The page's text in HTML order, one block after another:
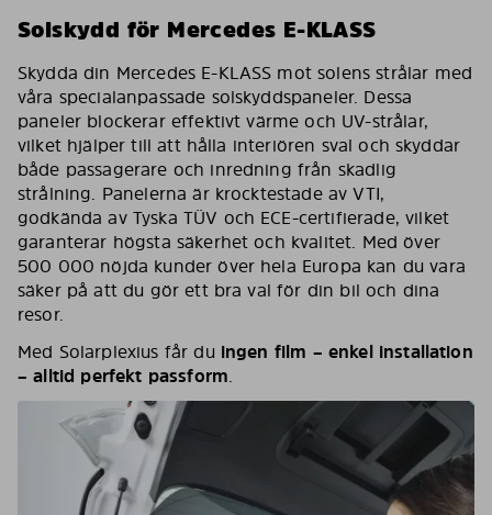
Solskydd för Mercedes E-KLASS
Skydda din Mercedes E-KLASS mot solens strålar med
våra specialanpassade solskyddspaneler. Dessa
paneler blockerar effektivt värme och UV-strålar,
vilket hjälper till att hålla interiören sval och skyddar
både passagerare och inredning från skadlig
strålning. Panelerna är krocktestade av VTI,
godkända av Tyska TÜV och ECE-certifierade, vilket
garanterar högsta säkerhet och kvalitet. Med över
500 000 nöjda kunder över hela Europa kan du vara
säker på att du gör ett bra val för din bil och dina
resor.
Med Solarplexius får du ingen film – enkel installation
– alltid perfekt passform.